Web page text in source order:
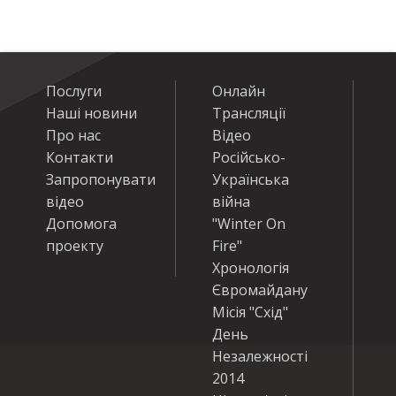
Послуги
Наші новини
Про нас
Контакти
Запропонувати
відео
Допомога
проекту
Онлайн
Трансляції
Відео
Російсько-
Українська
війна
"Winter On
Fire"
Хронологія
Євромайдану
Місія "Схід"
День
Незалежності
2014